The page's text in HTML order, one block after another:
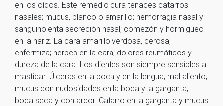
en los oídos. Este remedio cura tenaces catarros
nasales; mucus, blanco o amarillo; hemorragia nasal y
sanguinolenta secreción nasal; comezón y hormigueo
en la nariz. La cara amarillo verdosa, cerosa,
enfermiza; herpes en la cara; dolores reumáticos y
dureza de la cara. Los dientes son siempre sensibles al
masticar. Úlceras en la boca y en la lengua; mal aliento;
mucus con nudosidades en la boca y la garganta;
boca seca y con ardor. Catarro en la garganta y mucus